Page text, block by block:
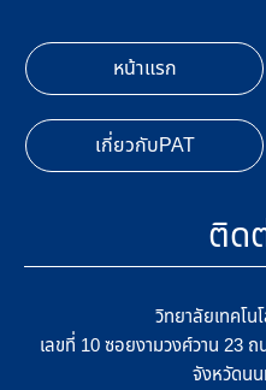
หน้าแรก
เกี่ยวกับPAT
ติด
วิทยาลัยเทค
เลขที่ 10 ซอยงามวงศ์วาน 23
จังหวัดน